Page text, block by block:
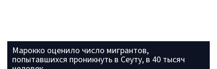
Марокко оценило число мигрантов,
попытавшихся проникнуть в Сеуту, в 40 тысяч